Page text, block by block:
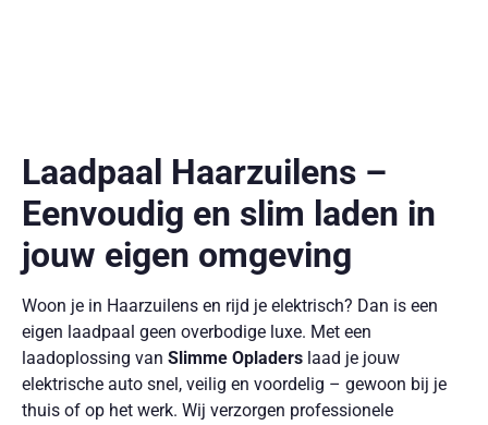
Laadpaal Haarzuilens –
Eenvoudig en slim laden in
jouw eigen omgeving
Woon je in Haarzuilens en rijd je elektrisch? Dan is een
eigen laadpaal geen overbodige luxe. Met een
laadoplossing van Slimme Opladers laad je jouw
elektrische auto snel, veilig en voordelig – gewoon bij je
thuis of op het werk. Wij verzorgen professionele